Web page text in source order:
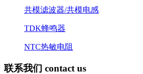
共模滤波器/共模电感
TDK蜂鸣器
NTC热敏电阻
联系我们 contact us